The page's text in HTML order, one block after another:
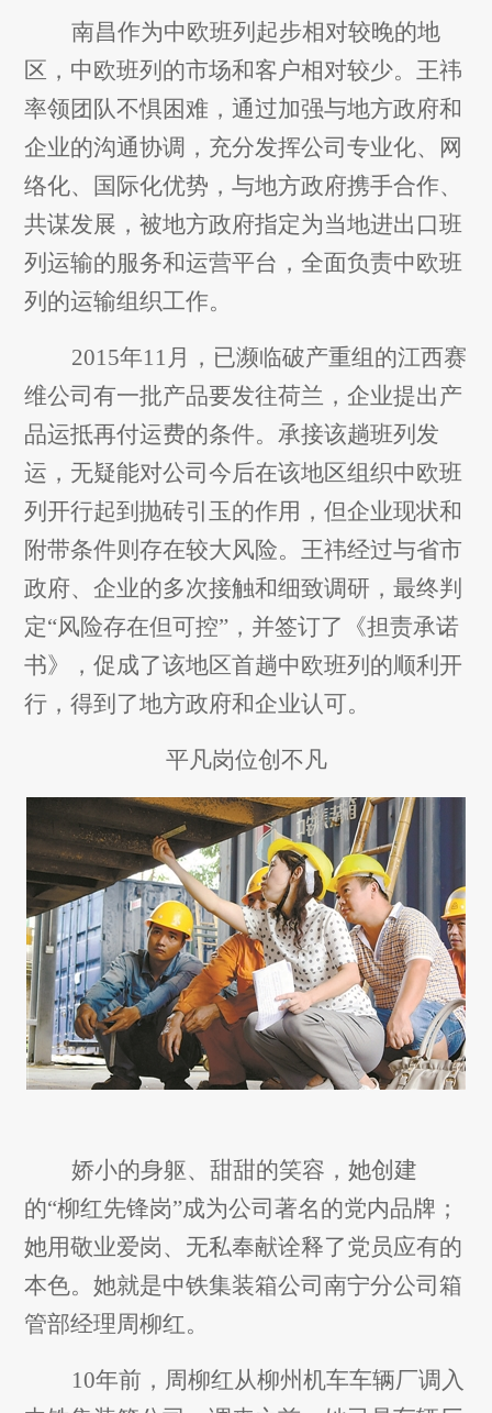
南昌作为中欧班列起步相对较晚的地
区，中欧班列的市场和客户相对较少。王祎
率领团队不惧困难，通过加强与地方政府和
企业的沟通协调，充分发挥公司专业化、网
络化、国际化优势，与地方政府携手合作、
共谋发展，被地方政府指定为当地进出口班
列运输的服务和运营平台，全面负责中欧班
列的运输组织工作。
2015年11月，已濒临破产重组的江西赛
维公司有一批产品要发往荷兰，企业提出产
品运抵再付运费的条件。承接该趟班列发
运，无疑能对公司今后在该地区组织中欧班
列开行起到抛砖引玉的作用，但企业现状和
附带条件则存在较大风险。王祎经过与省市
政府、企业的多次接触和细致调研，最终判
定“风险存在但可控”，并签订了《担责承诺
书》，促成了该地区首趟中欧班列的顺利开
行，得到了地方政府和企业认可。
平凡岗位创不凡
娇小的身躯、甜甜的笑容，她创建
的“柳红先锋岗”成为公司著名的党内品牌；
她用敬业爱岗、无私奉献诠释了党员应有的
本色。她就是中铁集装箱公司南宁分公司箱
管部经理周柳红。
10年前，周柳红从柳州机车车辆厂调入